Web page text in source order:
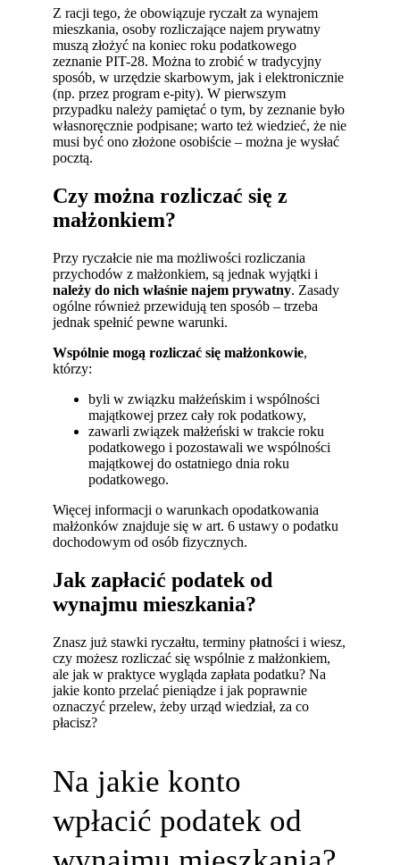
Z racji tego, że obowiązuje ryczałt za wynajem
mieszkania, osoby rozliczające najem prywatny
muszą złożyć na koniec roku podatkowego
zeznanie PIT-28. Można to zrobić w tradycyjny
sposób, w urzędzie skarbowym, jak i elektronicznie
(np. przez program e-pity). W pierwszym
przypadku należy pamiętać o tym, by zeznanie było
własnoręcznie podpisane; warto też wiedzieć, że nie
musi być ono złożone osobiście – można je wysłać
pocztą.
Czy można rozliczać się z
małżonkiem?
Przy ryczałcie nie ma możliwości rozliczania
przychodów z małżonkiem, są jednak wyjątki i
należy do nich właśnie najem prywatny. Zasady
ogólne również przewidują ten sposób – trzeba
jednak spełnić pewne warunki.
Wspólnie mogą rozliczać się małżonkowie,
którzy:
byli w związku małżeńskim i wspólności
majątkowej przez cały rok podatkowy,
zawarli związek małżeński w trakcie roku
podatkowego i pozostawali we wspólności
majątkowej do ostatniego dnia roku
podatkowego.
Więcej informacji o warunkach opodatkowania
małżonków znajduje się w art. 6 ustawy o podatku
dochodowym od osób fizycznych.
Jak zapłacić podatek od
wynajmu mieszkania?
Znasz już stawki ryczałtu, terminy płatności i wiesz,
czy możesz rozliczać się wspólnie z małżonkiem,
ale jak w praktyce wygląda zapłata podatku? Na
jakie konto przelać pieniądze i jak poprawnie
oznaczyć przelew, żeby urząd wiedział, za co
płacisz?
Na jakie konto
wpłacić podatek od